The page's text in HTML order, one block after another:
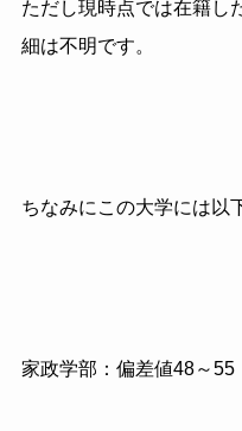
ただし現時点では在籍し
細は不明です。
ちなみにこの大学には以
家政学部：偏差値48～55